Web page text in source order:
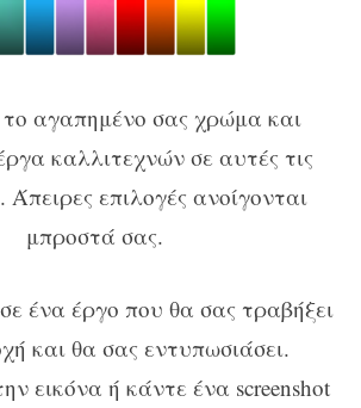
το αγαπημένο σας χρώμα και
καλλιτεχνών σε αυτές τις
επιλογές ανοίγονται
μπροστά σας.
ένα έργο που θα σας τραβήξει
και θα σας εντυπωσιάσει.
εικόνα ή κάντε ένα screenshot